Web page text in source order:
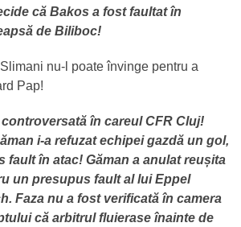
că Bakos a fost faultat în
de Biliboc!
nu-l poate învinge pentru a
Pap!
în careul CFR Cluj!
i-a refuzat echipei gazdă un gol,
fault în atac! Găman a anulat reușita
un presupus fault al lui Eppel
Faza nu a fost verificată în camera
că arbitrul fluierase înainte de